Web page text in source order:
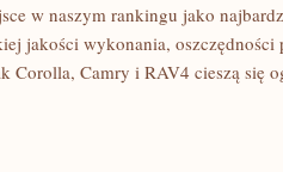
⁢w naszym ⁢rankingu jako
jakości wykonania,
⁤Corolla, Camry i RAV4 cieszą się